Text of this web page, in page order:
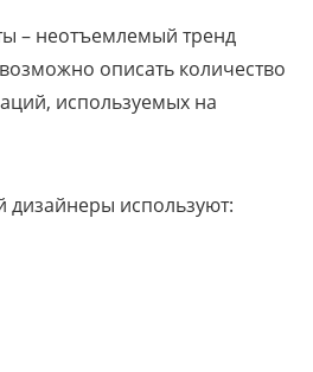
– неотъемлемый тренд
описать количество
используемых на
дизайнеры используют: